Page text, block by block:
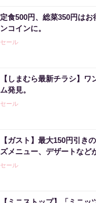
定食500円、総菜350円は
ンコインに。
セール
【しまむら最新チラシ】
ム発見。
セール
【ガスト】最大150円引き
ズメニュー、デザートなど
セール